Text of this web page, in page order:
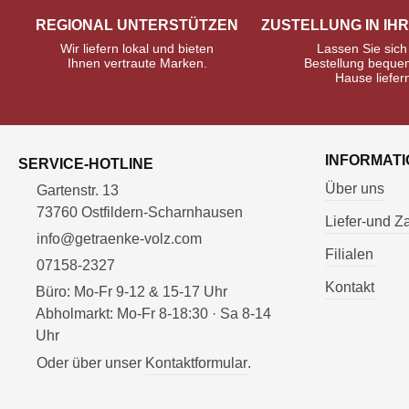
REGIONAL UNTERSTÜTZEN
Wir liefern lokal und bieten
Ihnen vertraute Marken.
ZUSTELLUNG IN
Lassen Sie
Bestellung
Hause
SERVICE-HOTLINE
Gartenstr. 13
73760 Ostfildern-Scharnhausen
info@getraenke-volz.com
07158-2327
Büro: Mo-Fr 9-12 & 15-17 Uhr
Abholmarkt: Mo-Fr 8-18:30 · Sa 8-14
Uhr
Oder über unser Kontaktformular.
Über uns
Liefer-und
Filialen
Kontakt